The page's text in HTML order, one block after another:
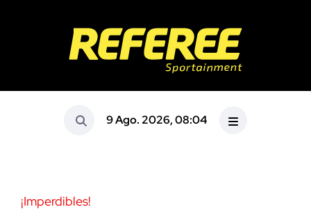
9 Ago. 2026, 08:04
¡Imperdibles!